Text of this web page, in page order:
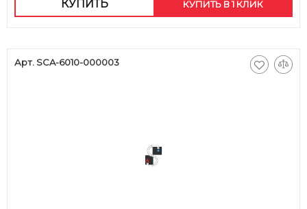
КУПИТЬ КУПИТЬ В 1 КЛИК
Арт. SCA-6010-000003